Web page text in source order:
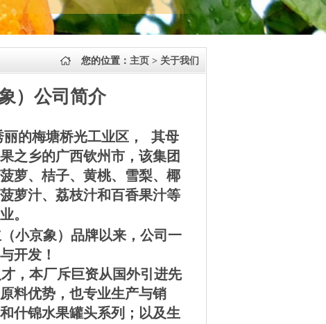
您的位置： 主页 > 关于我们
）公司简介
丽的梅塘桥光工业区， 其母
之乡的广西钦州市，该集团
萝、桔子、黄桃、雪梨、椰
萝汁、荔枝汁和百香果汁等
业。
小京象）品牌以来，公司一
开发！
，本厂斥巨资从国外引进先
料优势，也专业生产与销
什锦水果罐头系列；以及生